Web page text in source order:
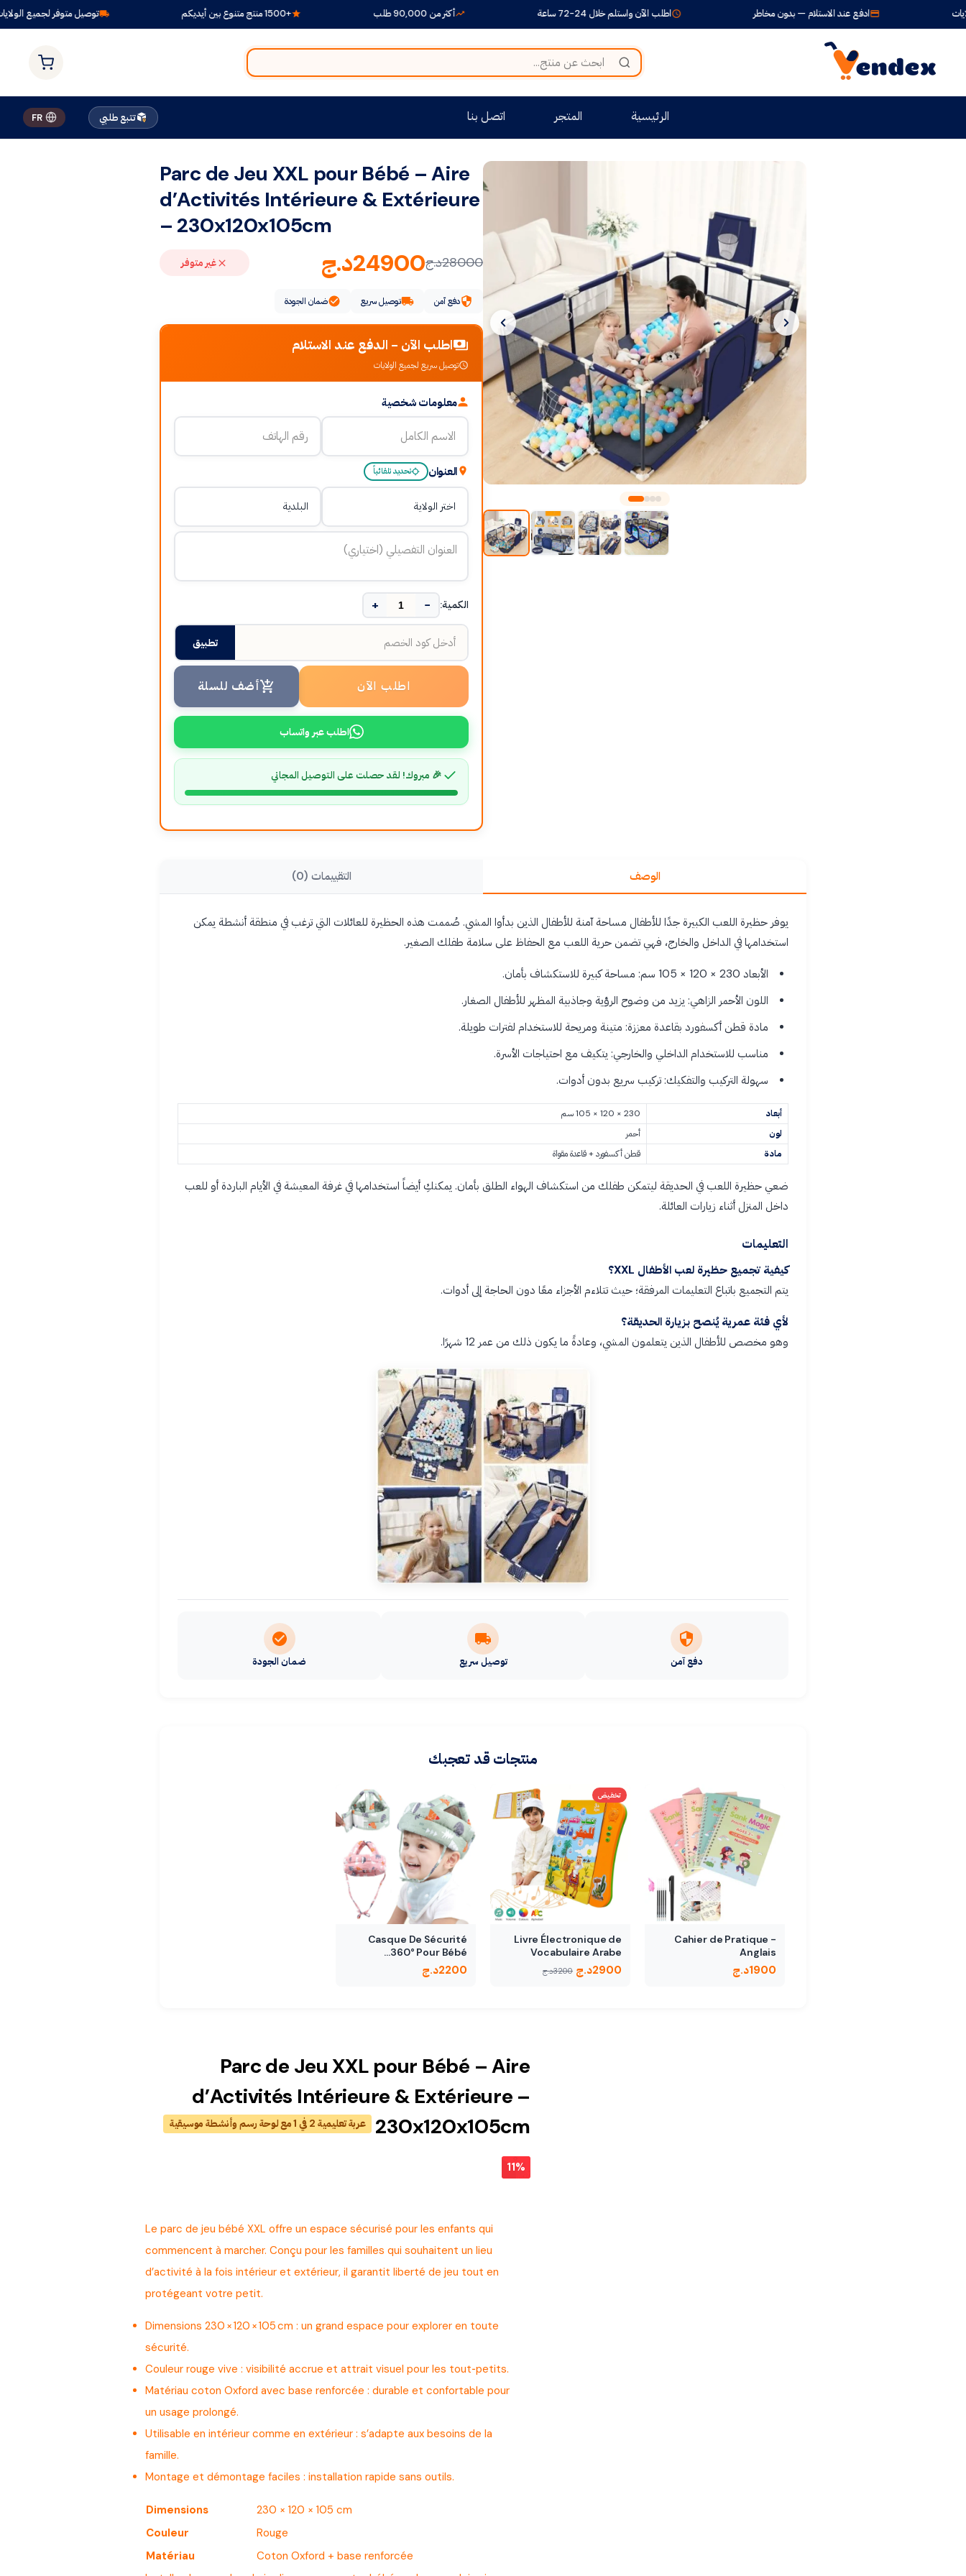
توصيل متوفر لجميع الولايات أكثر من 90,000 طلب اطلب الآن واستلم خلال 24-72 ساعة ادفع عند الاستلام — بدون مخاطر
الرئيسية المتجر اتصل بنا تتبع طلبي FR
Parc de Jeu XXL pour Bébé – Aire
d’Activités Intérieure & Extérieure
– 230x120x105cm
28000د.ج24900د.ج غير متوفر
دفع آمن توصيل سريع ضمان الجودة
اطلب الآن - الدفع عند الاستلام
توصيل سريع لجميع الولايات
معلومات شخصية
العنوان تحديد تلقائياً
الكمية: −
+
تطبيق
اطلب الآن أضف للسلة
اطلب عبر واتساب
🎉 مبروك! لقد حصلت على التوصيل المجاني
الوصف التقييمات (0)
يوفر حظيرة اللعب الكبيرة جدًا للأطفال مساحة آمنة للأطفال الذين بدأوا المشي. صُممت هذه الحظيرة للعائلات التي ترغب في منطقة أنشطة يمكن
استخدامها في الداخل والخارج، فهي تضمن حرية اللعب مع الحفاظ على سلامة طفلك الصغير.
الأبعاد 230 × 120 × 105 سم: مساحة كبيرة للاستكشاف بأمان.
اللون الأحمر الزاهي: يزيد من وضوح الرؤية وجاذبية المظهر للأطفال الصغار.
مادة قطن أكسفورد بقاعدة معززة: متينة ومريحة للاستخدام لفترات طويلة.
مناسب للاستخدام الداخلي والخارجي: يتكيف مع احتياجات الأسرة.
سهولة التركيب والتفكيك: تركيب سريع بدون أدوات.
أبعاد
230 × 120 × 105 سم
لون
أحمر
مادة
قطن أكسفورد + قاعدة مقواة
ضعي حظيرة اللعب في الحديقة ليتمكن طفلك من استكشاف الهواء الطلق بأمان. يمكنكِ أيضاً استخدامها في غرفة المعيشة في الأيام الباردة أو للعب
داخل المنزل أثناء زيارات العائلة.
التعليمات
كيفية تجميع حظيرة لعب الأطفال XXL؟
يتم التجميع باتباع التعليمات المرفقة؛ حيث تتلاءم الأجزاء معًا دون الحاجة إلى أدوات.
لأي فئة عمرية يُنصح بزيارة الحديقة؟
وهو مخصص للأطفال الذين يتعلمون المشي، وعادةً ما يكون ذلك من عمر 12 شهرًا.
دفع آمن توصيل سريع ضمان الجودة
منتجات قد تعجبك
Cahier de Pratique -
Anglais
1900د.ج
تخفيض
Livre Électronique de
Vocabulaire Arabe
2900د.ج 3200د.ج
Casque De Sécurité
360° Pour Bébé…
2200د.ج
Parc de Jeu XXL pour Bébé – Aire
d’Activités Intérieure & Extérieure –
230x120x105cm
عربة تعليمية 2 في 1 مع لوحة رسم وأنشطة موسيقية
11%
Le parc de jeu bébé XXL offre un espace sécurisé pour les enfants qui
commencent à marcher. Conçu pour les familles qui souhaitent un lieu
d’activité à la fois intérieur et extérieur, il garantit liberté de jeu tout en
protégeant votre petit.
Dimensions 230 × 120 × 105 cm : un grand espace pour explorer en toute
sécurité.
Couleur rouge vive : visibilité accrue et attrait visuel pour les tout‑petits.
Matériau coton Oxford avec base renforcée : durable et confortable pour
un usage prolongé.
Utilisable en intérieur comme en extérieur : s’adapte aux besoins de la
famille.
Montage et démontage faciles : installation rapide sans outils.
Dimensions
230 × 120 × 105 cm
Couleur
Rouge
Matériau
Coton Oxford + base renforcée